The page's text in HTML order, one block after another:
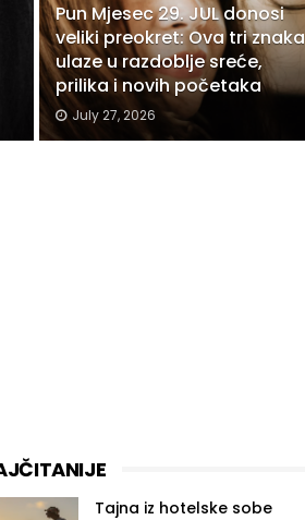
Pun Mjesec 29. JUL donosi
veliki preokret: Ova tri znaka
ulaze u razdoblje sreće,
prilika i novih početaka
July 27, 2026
Tajna iz hotelske sobe